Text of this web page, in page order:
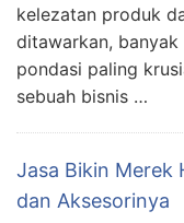
kelezatan produk
ditawarkan, banyak
pondasi paling
sebuah bisnis …
Jasa Bikin Merek
dan Aksesorinya